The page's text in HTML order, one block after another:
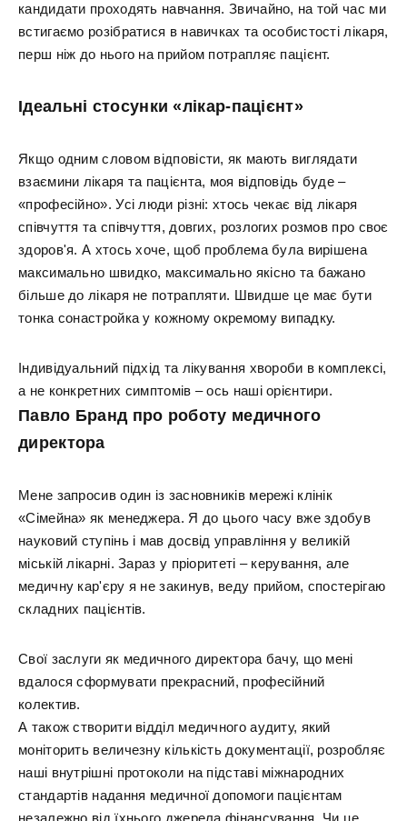
кандидати проходять навчання. Звичайно, на той час ми
встигаємо розібратися в навичках та особистості лікаря,
перш ніж до нього на прийом потрапляє пацієнт.
Ідеальні стосунки «лікар-пацієнт»
Якщо одним словом відповісти, як мають виглядати
взаємини лікаря та пацієнта, моя відповідь буде –
«професійно». Усі люди різні: хтось чекає від лікаря
співчуття та співчуття, довгих, розлогих розмов про своє
здоров'я. А хтось хоче, щоб проблема була вирішена
максимально швидко, максимально якісно та бажано
більше до лікаря не потрапляти. Швидше це має бути
тонка сонастройка у кожному окремому випадку.
Індивідуальний підхід та лікування хвороби в комплексі,
а не конкретних симптомів – ось наші орієнтири.
Павло Бранд про роботу медичного
директора
Мене запросив один із засновників мережі клінік
«Сімейна» як менеджера. Я до цього часу вже здобув
науковий ступінь і мав досвід управління у великій
міській лікарні. Зараз у пріоритеті – керування, але
медичну кар'єру я не закинув, веду прийом, спостерігаю
складних пацієнтів.
Свої заслуги як медичного директора бачу, що мені
вдалося сформувати прекрасний, професійний
колектив.
А також створити відділ медичного аудиту, який
моніторить величезну кількість документації, розробляє
наші внутрішні протоколи на підставі міжнародних
стандартів надання медичної допомоги пацієнтам
незалежно від їхнього джерела фінансування. Чи це